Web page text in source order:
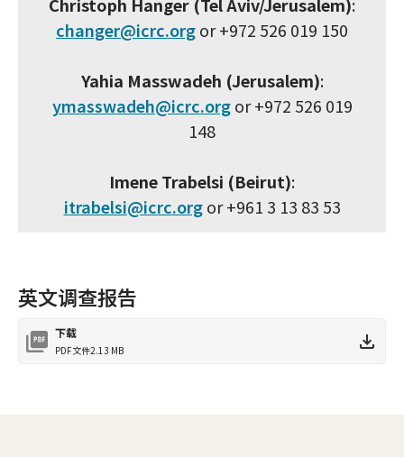
changer@icrc.orgor +972 526 019 150
Yahia Masswadeh (Jerusalem):
ymasswadeh@icrc.orgor +972 526 019
148
Imene Trabelsi (Beirut):
itrabelsi@icrc.orgor +961 3 13 83 53
英文调查报告
下载
PDF文件2.13 MB